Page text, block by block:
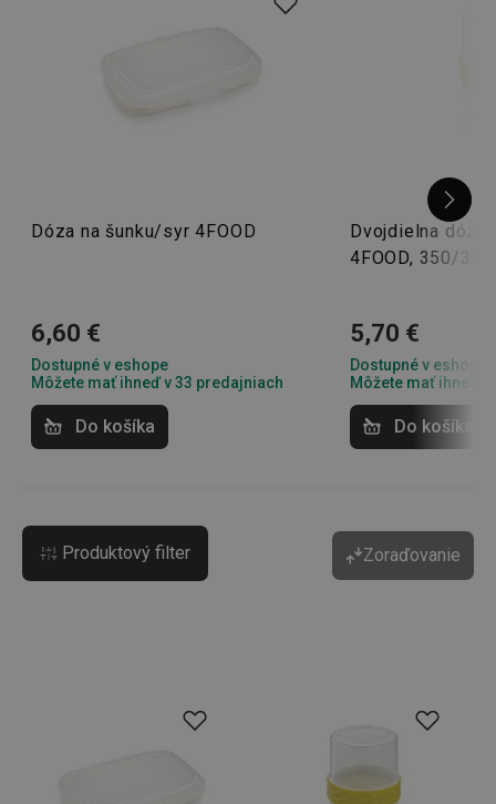
alebo cestovné
Dóza na šunku/syr 4FOOD
6,60 €
Dostupné v eshope
Môžete mať ihneď v 33 predajniach
Do košíka
Dvojdielna dóza
4FOOD, 350/
5,70 €
Dostupné v eshope
Môžete mať ihneď
Do košíka
Produktový filter Zoraďovanie